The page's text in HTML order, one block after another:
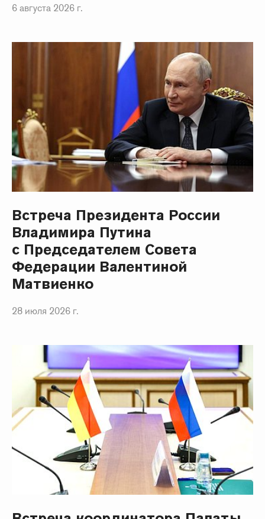
6 августа 2026 г.
Встреча Президента России
Владимира Путина
с Председателем Совета
Федерации Валентиной
Матвиенко
28 июля 2026 г.